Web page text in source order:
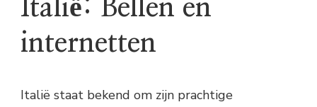
Italië: Bellen en
internetten
Italië staat bekend om zijn prachtige